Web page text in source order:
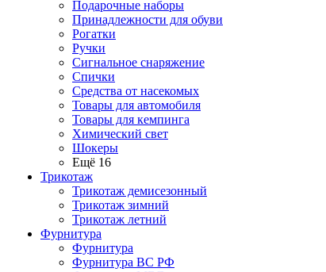
Подарочные наборы
Принадлежности для обуви
Рогатки
Ручки
Сигнальное снаряжение
Спички
Средства от насекомых
Товары для автомобиля
Товары для кемпинга
Химический свет
Шокеры
Ещё 16
Трикотаж
Трикотаж демисезонный
Трикотаж зимний
Трикотаж летний
Фурнитура
Фурнитура
Фурнитура ВС РФ